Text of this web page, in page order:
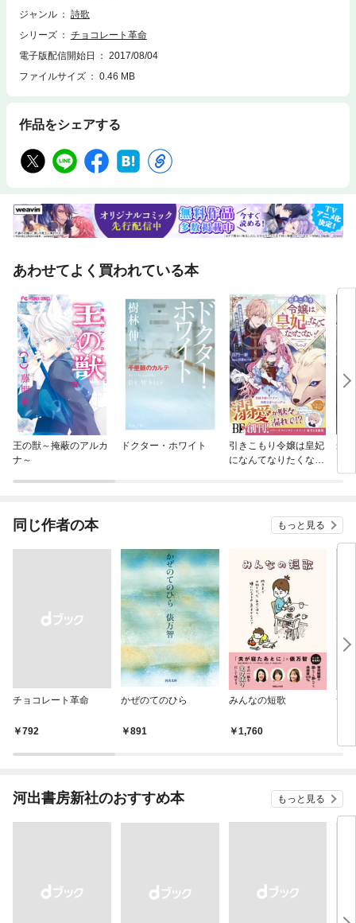
ジャンル
詩歌
シリーズ
チョコレート革命
電子版配信開始日
2017/08/04
ファイルサイズ
0.46 MB
作品をシェアする
あわせてよく買われている本
王の獣～掩蔽のアルカ
ナ～
ドクター・ホワイト
引きこもり令嬢は皇妃
になんてなりたくな
最
同じ作者の本 もっと見る
チョコレート革命
￥792
かぜのてのひら
891
みんなの短歌
1,760
サ
河出書房新社のおすすめ本 もっと見る